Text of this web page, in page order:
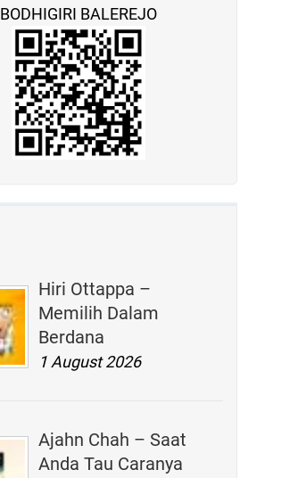
BODHIGIRI BALEREJO
Hiri Ottappa –
Memilih Dalam
Berdana
1 August 2026
Ajahn Chah – Saat
Anda Tau Caranya